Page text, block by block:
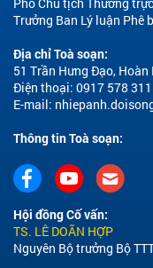
Trưởng Ban Lý luận Phê
Địa chỉ Toà soạn:
51 Trần Hưng Đạo, Hoàn
Điện thoại: 0917 578 311
E-mail:
Thông tin Toà soạn:
Hội đồng Cố vấn:
TS. LÊ DOÃN HỢP
Nguyên Bộ trưởng Bộ